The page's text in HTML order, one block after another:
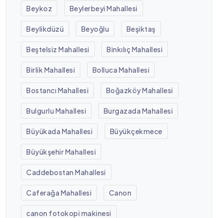
Beykoz Beylerbeyi Mahallesi
Beylikdüzü Beyoğlu Beşiktaş
Beştelsiz Mahallesi Binkılıç Mahallesi
Birlik Mahallesi Bolluca Mahallesi
Bostancı Mahallesi Boğazköy Mahallesi
Bulgurlu Mahallesi Burgazada Mahallesi
Büyükada Mahallesi Büyükçekmece
Büyükşehir Mahallesi
Caddebostan Mahallesi
Caferağa Mahallesi Canon
canon fotokopi makinesi